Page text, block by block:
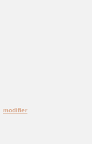
modifier